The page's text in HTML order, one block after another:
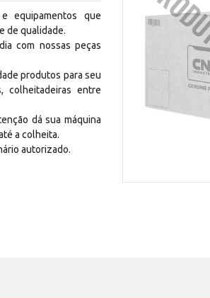
equipamentos que
de qualidade.
com nossas peças
produtos para seu
colheitadeiras entre
dá sua máquina
a colheita.
autorizado.